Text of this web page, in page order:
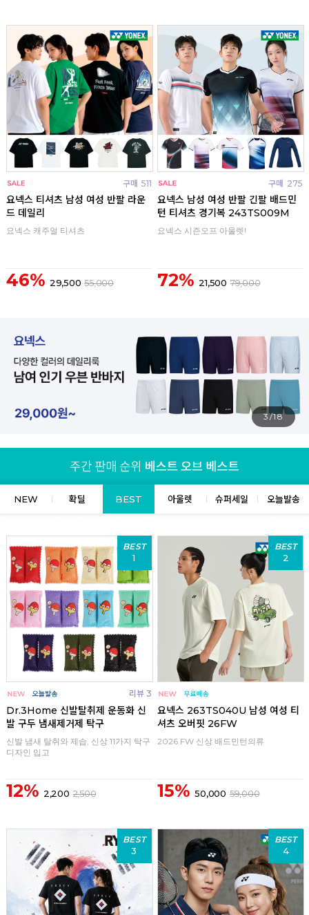
구매 511
요넥스 티셔츠 남성 여성 반팔 라운
드 데일리
요넥스 캐주얼 티셔츠
46% 29,500 55,000
구매 275
요넥스 남성 여성 반팔 긴팔 배드민
턴 티셔츠 경기복 243TS009M
요넥스 시즌오프 아울렛!
72% 21,500 79,000
4/18
NEW 확딜 BEST 아울렛 슈퍼세일 오늘발송
BEST
1
리뷰 3
Dr.3Home 신발탈취제 운동화 신
발 구두 냄새제거제 탁구
신발 냄새 탈취와 제습, 신상 11가지 탁구
디자인 입고
12% 2,200 2,500
BEST
2
요넥스 263TS040U 남성 여성 티
셔츠 오버핏 26FW
2026 FW 신상 배드민턴의류
15% 50,000 59,000
BEST
3
BEST
4